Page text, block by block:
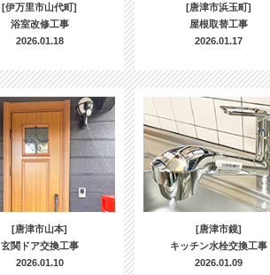
[伊万里市山代町]
浴室改修工事
2026.01.18
[唐津市浜玉町]
屋根取替工事
2026.01.17
[唐津市山本]
玄関ドア交換工事
2026.01.10
[唐津市鏡]
キッチン水栓交換工事
2026.01.09